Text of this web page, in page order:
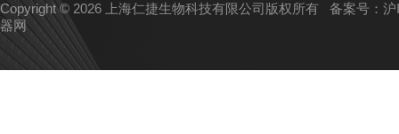
Copyright © 2026 上海仁捷生物科技有限公司版权所有 备案号：
器网